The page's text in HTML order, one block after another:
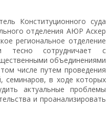
Конституционного суда
отделения АЮР Аскер
региональное отделение
тесно сотрудничает с
объединениями
числе путем проведения
семинаров, в ходе которых
актуальные проблемы
и проанализировать